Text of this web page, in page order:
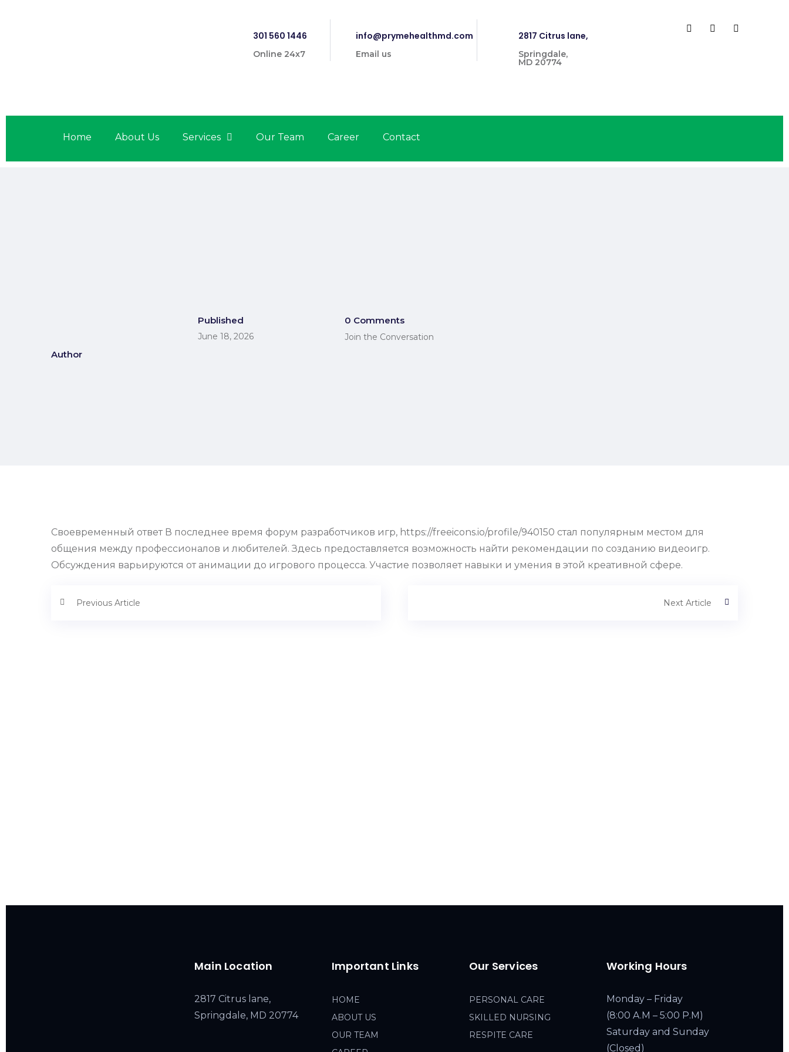
301 560 1446
Online 24x7
info@prymehealthmd.com
Email us
2817 Citrus lane,
Springdale,
MD 20774
Home About Us Services Our Team Career Contact
Author
Published
June 18, 2026
0 Comments
Join the Conversation
Своевременный ответ В последнее время форум разработчиков игр, https://freeicons.io/profile/940150 стал популярным местом для
общения между профессионалов и любителей. Здесь предоставляется возможность найти рекомендации по созданию видеоигр.
Обсуждения варьируются от анимации до игрового процесса. Участие позволяет навыки и умения в этой креативной сфере.
Previous Article Next Article
Main Location
2817 Citrus lane,
Springdale, MD 20774
Important Links
HOME
ABOUT US
OUR TEAM
Our Services
PERSONAL CARE
SKILLED NURSING
RESPITE CARE
Working Hours
Monday – Friday
(8:00 A.M – 5:00 P.M)
Saturday and Sunday
(Closed)